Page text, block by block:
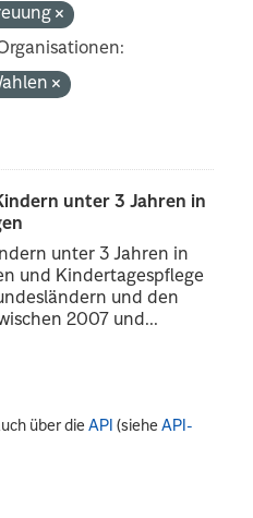
unter 3 Jahren in
unter 3 Jahren in
und Kindertagespflege
und den
2007 und...
über dieAPI (sieheAPI-